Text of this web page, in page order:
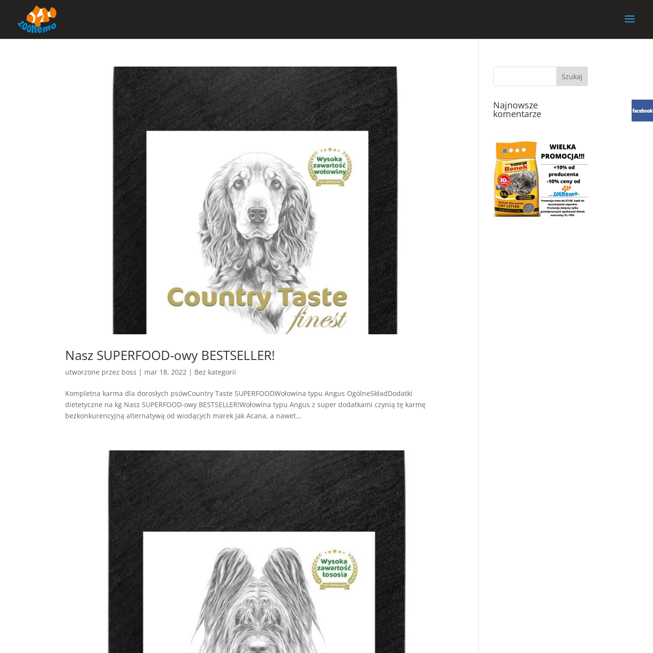
Nasz SUPERFOOD-owy BESTSELLER!
utworzone przez boss | mar 18, 2022 | Bez kategorii
Kompletna karma dla dorosłych psówCountry Taste SUPERFOODWołowina typu Angus OgólneSkładDodatki
dietetyczne na kg Nasz SUPERFOOD-owy BESTSELLER!Wołowina typu Angus z super dodatkami czynią tę karmę
bezkonkurencyjną alternatywą od wiodących marek jak Acana, a nawet...
Najnowsze
komentarze